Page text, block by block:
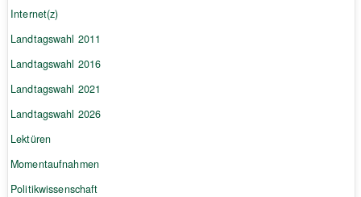
Internet(z)
Landtagswahl 2011
Landtagswahl 2016
Landtagswahl 2021
Landtagswahl 2026
Lektüren
Momentaufnahmen
Politikwissenschaft